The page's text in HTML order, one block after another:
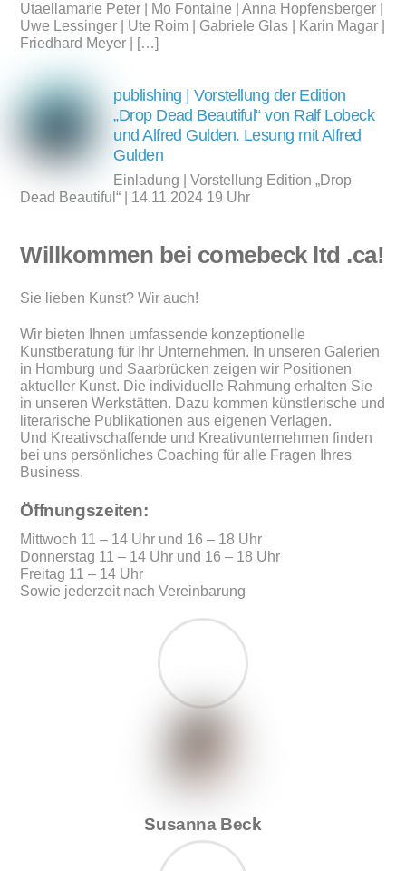
Utaellamarie Peter | Mo Fontaine | Anna Hopfensberger |
Uwe Lessinger | Ute Roim | Gabriele Glas | Karin Magar |
Friedhard Meyer | […]
publishing | Vorstellung der Edition
„Drop Dead Beautiful“ von Ralf Lobeck
und Alfred Gulden. Lesung mit Alfred
Gulden
Einladung | Vorstellung Edition „Drop
Dead Beautiful“ | 14.11.2024 19 Uhr
Willkommen bei comebeck ltd .ca!
Sie lieben Kunst? Wir auch!
Wir bieten Ihnen umfassende konzeptionelle
Kunstberatung für Ihr Unternehmen. In unseren Galerien
in Homburg und Saarbrücken zeigen wir Positionen
aktueller Kunst. Die individuelle Rahmung erhalten Sie
in unseren Werkstätten. Dazu kommen künstlerische und
literarische Publikationen aus eigenen Verlagen.
Und Kreativschaffende und Kreativunternehmen finden
bei uns persönliches Coaching für alle Fragen Ihres
Business.
Öffnungszeiten:
Mittwoch 11 – 14 Uhr und 16 – 18 Uhr
Donnerstag 11 – 14 Uhr und 16 – 18 Uhr
Freitag 11 – 14 Uhr
Sowie jederzeit nach Vereinbarung
Susanna Beck